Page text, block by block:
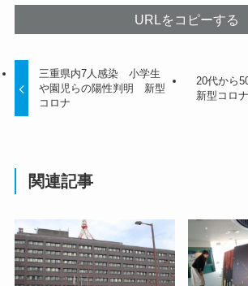
URLをコピーする
三重県内7人感染 小学生
や園児らの陽性判明 新型
コロナ
20代から
新型コロ
関連記事